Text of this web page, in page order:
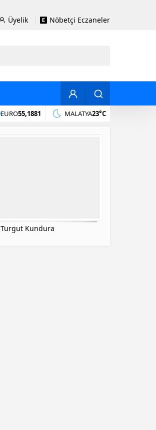
Üyelik Nöbetçi Eczaneler
EURO55,1881 MALATYA23°C
Turgut Kundura